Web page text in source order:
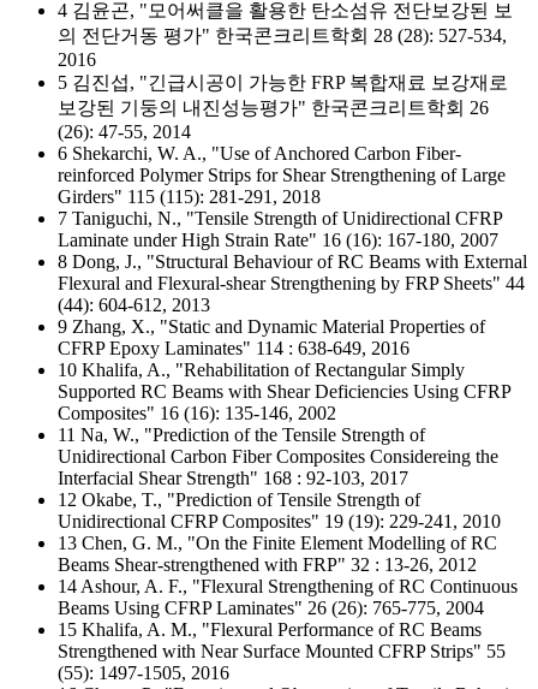
4 김윤곤, "모어써클을 활용한 탄소섬유 전단보강된 보
의 전단거동 평가" 한국콘크리트학회 28 (28): 527-534,
2016
5 김진섭, "긴급시공이 가능한 FRP 복합재료 보강재로
보강된 기둥의 내진성능평가" 한국콘크리트학회 26
(26): 47-55, 2014
6 Shekarchi, W. A., "Use of Anchored Carbon Fiber-
reinforced Polymer Strips for Shear Strengthening of Large
Girders" 115 (115): 281-291, 2018
7 Taniguchi, N., "Tensile Strength of Unidirectional CFRP
Laminate under High Strain Rate" 16 (16): 167-180, 2007
8 Dong, J., "Structural Behaviour of RC Beams with External
Flexural and Flexural-shear Strengthening by FRP Sheets" 44
(44): 604-612, 2013
9 Zhang, X., "Static and Dynamic Material Properties of
CFRP Epoxy Laminates" 114 : 638-649, 2016
10 Khalifa, A., "Rehabilitation of Rectangular Simply
Supported RC Beams with Shear Deficiencies Using CFRP
Composites" 16 (16): 135-146, 2002
11 Na, W., "Prediction of the Tensile Strength of
Unidirectional Carbon Fiber Composites Considereing the
Interfacial Shear Strength" 168 : 92-103, 2017
12 Okabe, T., "Prediction of Tensile Strength of
Unidirectional CFRP Composites" 19 (19): 229-241, 2010
13 Chen, G. M., "On the Finite Element Modelling of RC
Beams Shear-strengthened with FRP" 32 : 13-26, 2012
14 Ashour, A. F., "Flexural Strengthening of RC Continuous
Beams Using CFRP Laminates" 26 (26): 765-775, 2004
15 Khalifa, A. M., "Flexural Performance of RC Beams
Strengthened with Near Surface Mounted CFRP Strips" 55
(55): 1497-1505, 2016